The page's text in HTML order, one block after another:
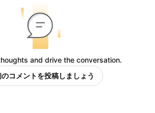
and drive the conversation.
コメントを投稿しましょう